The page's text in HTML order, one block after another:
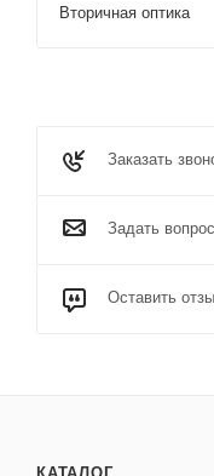
Вторичная оптика
Заказать
Задать вопрос
Оставить